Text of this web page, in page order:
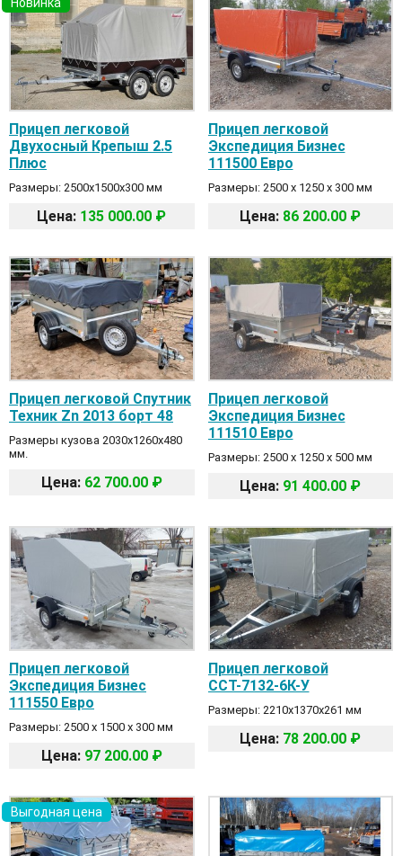
Прицеп легковой
Двухосный Крепыш 2.5
Плюс
Размеры: 2500х1500х300 мм
Цена: 135 000.00 ₽
Прицеп легковой
Экспедиция Бизнес
111500 Евро
Размеры: 2500 х 1250 х 300 мм
Цена: 86 200.00 ₽
Прицеп легковой Спутник
Техник Zn 2013 борт 48
Размеры кузова 2030х1260х480
мм.
Цена: 62 700.00 ₽
Прицеп легковой
Экспедиция Бизнес
111510 Евро
Размеры: 2500 х 1250 х 500 мм
Цена: 91 400.00 ₽
Прицеп легковой
Экспедиция Бизнес
111550 Евро
Размеры: 2500 х 1500 х 300 мм
Цена: 97 200.00 ₽
Прицеп легковой
ССТ-7132-6К-У
Размеры: 2210х1370х261 мм
Цена: 78 200.00 ₽
Выгодная цена